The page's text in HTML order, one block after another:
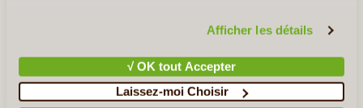
Afficher les détails
√ OK tout Accepter
Laissez-moi Choisir